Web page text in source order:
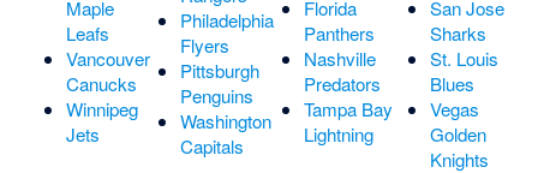
Maple
Leafs
Vancouver
Canucks
Winnipeg
Jets
Philadelphia
Flyers
Pittsburgh
Penguins
Washington
Capitals
Florida
Panthers
Nashville
Predators
Tampa Bay
Lightning
San Jose
Sharks
St. Louis
Blues
Vegas
Golden
Knights